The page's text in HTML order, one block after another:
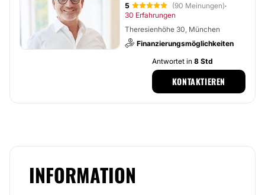
5 (90 Meinungen)·
30 Erfahrungen
Theresienhöhe 30, München
Finanzierungsmöglichkeiten
Antwortet in 8 Std
KONTAKTIEREN
INFORMATION